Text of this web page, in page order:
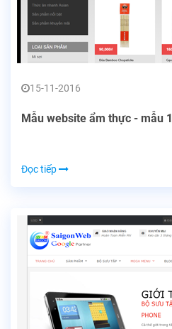
15-11-2016
Mẫu website ẩm thực - mẫu 1
Đọc tiếp